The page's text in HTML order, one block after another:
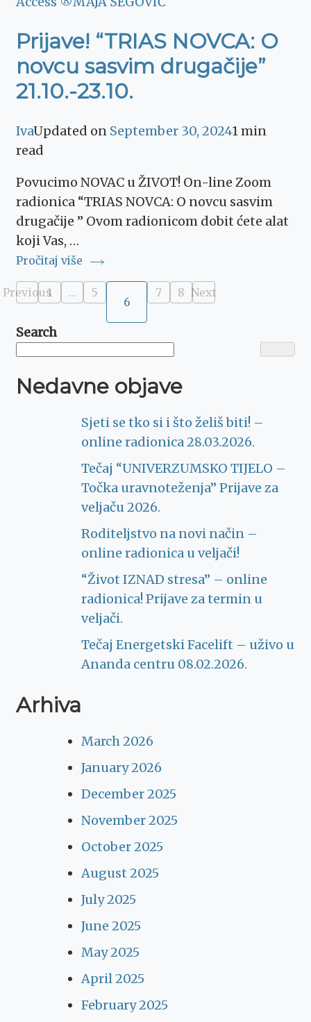
Prijave! “TRIAS NOVCA: O
novcu sasvim drugačije”
21.10.-23.10.
IvaUpdated on September 30, 20241 min
read
Povucimo NOVAC u ŽIVOT! On-line Zoom
radionica “TRIAS NOVCA: O novcu sasvim
drugačije ” Ovom radionicom dobit ćete alat
koji Vas, …
Pročitaj više
Posts
pagination
PreviousPage
1 … Page
5
Page
6 Page
7 Page
8 Next
Search
Nedavne objave
Sjeti se tko si i što želiš biti! –
online radionica 28.03.2026.
Tečaj “UNIVERZUMSKO TIJELO –
Točka uravnoteženja” Prijave za
veljaču 2026.
Roditeljstvo na novi način –
online radionica u veljači!
“Život IZNAD stresa” – online
radionica! Prijave za termin u
veljači.
Tečaj Energetski Facelift – uživo u
Ananda centru 08.02.2026.
Arhiva
March 2026
January 2026
December 2025
November 2025
October 2025
August 2025
July 2025
June 2025
May 2025
April 2025
February 2025